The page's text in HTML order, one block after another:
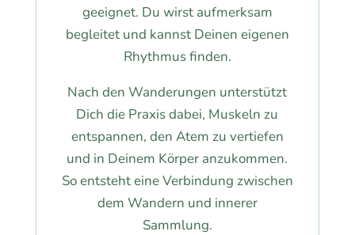
geeignet. Du wirst aufmerksam
begleitet und kannst Deinen eigenen
Rhythmus finden.
Nach den Wanderungen unterstützt
Dich die Praxis dabei, Muskeln zu
entspannen, den Atem zu vertiefen
und in Deinem Körper anzukommen.
So entsteht eine Verbindung zwischen
dem Wandern und innerer
Sammlung.